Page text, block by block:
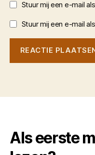
Stuur mij een e-mail
Stuur mij een e-mail
Als eerste